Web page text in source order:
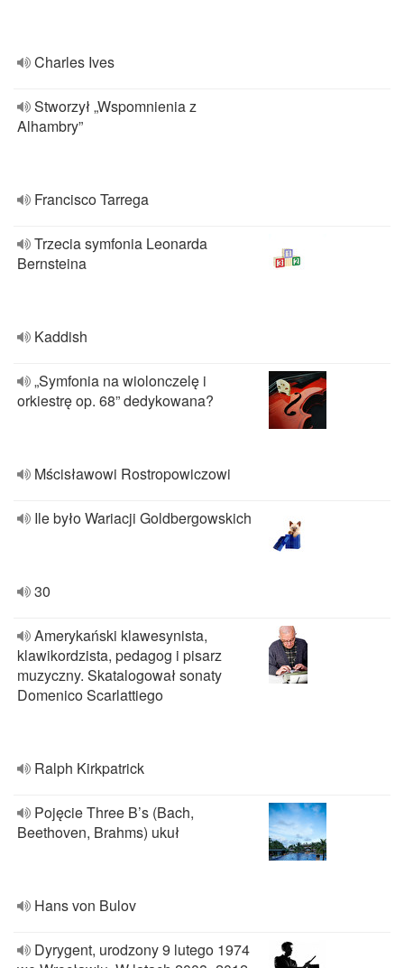
Charles Ives
Stworzył „Wspomnienia z
Alhambry”
Francisco Tarrega
Trzecia symfonia Leonarda
Bernsteina
Kaddish
„Symfonia na wiolonczelę i
orkiestrę op. 68” dedykowana?
Mścisławowi Rostropowiczowi
Ile było Wariacji Goldbergowskich
30
Amerykański klawesynista,
klawikordzista, pedagog i pisarz
muzyczny. Skatalogował sonaty
Domenico Scarlattiego
Ralph Kirkpatrick
Pojęcie Three B’s (Bach,
Beethoven, Brahms) ukuł
Hans von Bulov
Dyrygent, urodzony 9 lutego 1974